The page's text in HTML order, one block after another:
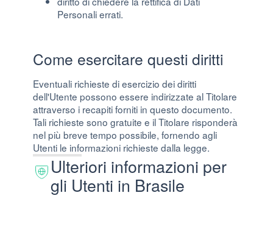
Personali errati.
Come esercitare questi diritti
Eventuali richieste di esercizio dei diritti
dell'Utente possono essere indirizzate al Titolare
attraverso i recapiti forniti in questo documento.
Tali richieste sono gratuite e il Titolare risponderà
nel più breve tempo possibile, fornendo agli
Utenti le informazioni richieste dalla legge.
Ulteriori informazioni per
gli Utenti in Brasile